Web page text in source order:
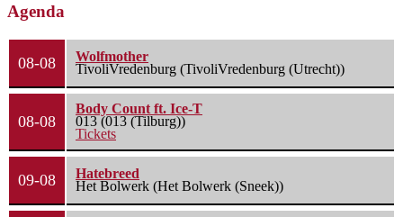
Agenda
08-08
Wolfmother
TivoliVredenburg (TivoliVredenburg (Utrecht))
08-08
Body Count ft. Ice-T
013 (013 (Tilburg))
Tickets
09-08
Hatebreed
Het Bolwerk (Het Bolwerk (Sneek))